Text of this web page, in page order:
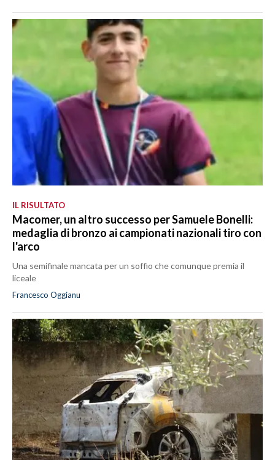
IL RISULTATO
Macomer, un altro successo per Samuele Bonelli:
medaglia di bronzo ai campionati nazionali tiro con
l'arco
Una semifinale mancata per un soffio che comunque premia il
liceale
Francesco Oggianu